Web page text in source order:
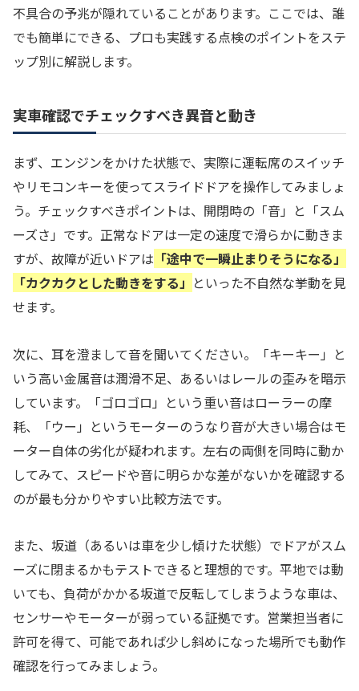
不具合の予兆が隠れていることがあります。ここでは、誰
でも簡単にできる、プロも実践する点検のポイントをステ
ップ別に解説します。
実車確認でチェックすべき異音と動き
まず、エンジンをかけた状態で、実際に運転席のスイッチ
やリモコンキーを使ってスライドドアを操作してみましょ
う。チェックすべきポイントは、開閉時の「音」と「スム
ーズさ」です。正常なドアは一定の速度で滑らかに動きま
すが、故障が近いドアは 「途中で一瞬止まりそうになる」
「カクカクとした動きをする」 といった不自然な挙動を見
せます。
次に、耳を澄まして音を聞いてください。「キーキー」と
いう高い金属音は潤滑不足、あるいはレールの歪みを暗示
しています。「ゴロゴロ」という重い音はローラーの摩
耗、「ウー」というモーターのうなり音が大きい場合はモ
ーター自体の劣化が疑われます。左右の両側を同時に動か
してみて、スピードや音に明らかな差がないかを確認する
のが最も分かりやすい比較方法です。
また、坂道（あるいは車を少し傾けた状態）でドアがスム
ーズに閉まるかもテストできると理想的です。平地では動
いても、負荷がかかる坂道で反転してしまうような車は、
センサーやモーターが弱っている証拠です。営業担当者に
許可を得て、可能であれば少し斜めになった場所でも動作
確認を行ってみましょう。